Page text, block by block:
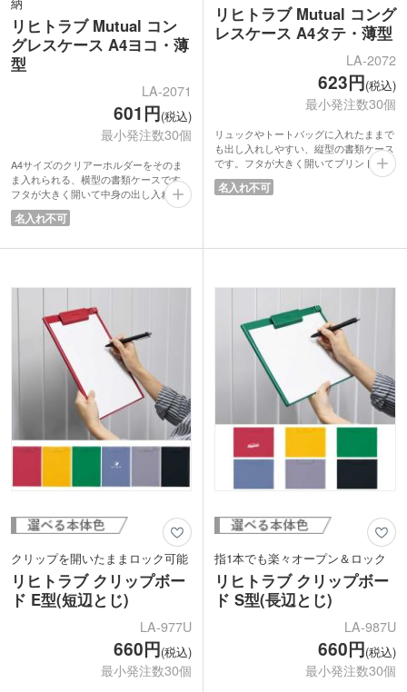
リヒトラブ Mutual コン
グレスケース A4ヨコ・薄
型
LA-2071
601円(税込)
最小発注数30個
A4サイズのクリアーホルダーをそのま
ま入れられる、横型の書類ケースです。
フタが大きく開いて中身の出し入れがし
やすく、資料やプリントの収納にぴった
り。天面に見出しが付いているので保管
通勤・通学バッグにすっきり収まる薄型
気文具メーカー「リヒトラブ」の商品な
ので、周年記念品や卒業記念品におすす
名入れ不可
リヒトラブ Mutual コング
レスケース A4タテ・薄型
LA-2072
623円(税込)
最小発注数30個
リュックやトートバッグに入れたままで
も出し入れしやすい、縦型の書類ケース
です。フタが大きく開いてプリントや資
料を出し入れしやすく、A4サイズのクリ
アーホルダーもすっきり収納できます。
人気文具メーカー「リヒトラブ」の商品
名入れ不可
クリップを開いたままロック可能
リヒトラブ クリップボー
ド E型(短辺とじ)
LA-977U
660円(税込)
最小発注数30個
指1本でも楽々オープン＆ロック
リヒトラブ クリップボー
ド S型(長辺とじ)
LA-987U
660円(税込)
最小発注数30個